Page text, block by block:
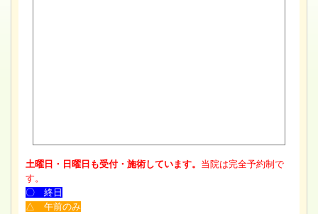
土曜日・日曜日も受付・施術しています。 当院は完全予約制で
す。
〇 終日
△ 午前のみ